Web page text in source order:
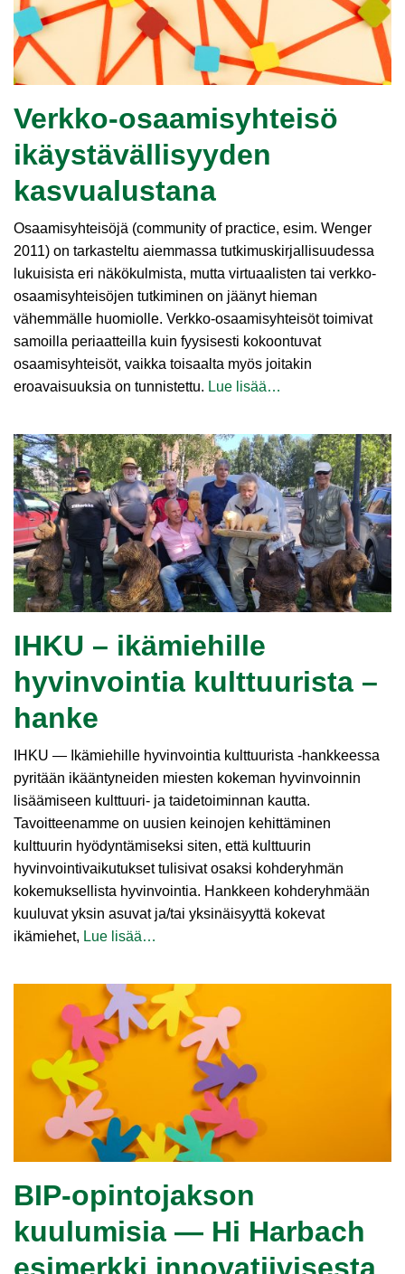
Verkko-osaamisyhteisö
ikäystävällisyyden
kasvualustana
Osaamisyhteisöjä (community of practice, esim. Wenger
2011) on tarkasteltu aiemmassa tutkimuskirjallisuudessa
lukuisista eri näkökulmista, mutta virtuaalisten tai verkko-
osaamisyhteisöjen tutkiminen on jäänyt hieman
vähemmälle huomiolle. Verkko-osaamisyhteisöt toimivat
samoilla periaatteilla kuin fyysisesti kokoontuvat
osaamisyhteisöt, vaikka toisaalta myös joitakin
eroavaisuuksia on tunnistettu. Lue lisää…
IHKU – ikämiehille
hyvinvointia kulttuurista –
hanke
IHKU — Ikämiehille hyvinvointia kulttuurista ‑hankkeessa
pyritään ikääntyneiden miesten kokeman hyvinvoinnin
lisäämiseen kulttuuri- ja taidetoiminnan kautta.
Tavoitteenamme on uusien keinojen kehittäminen
kulttuurin hyödyntämiseksi siten, että kulttuurin
hyvinvointivaikutukset tulisivat osaksi kohderyhmän
kokemuksellista hyvinvointia. Hankkeen kohderyhmään
kuuluvat yksin asuvat ja/tai yksinäisyyttä kokevat
ikämiehet, Lue lisää…
BIP-opintojakson
kuulumisia — Hi Harbach
esimerkki innovatiivisesta